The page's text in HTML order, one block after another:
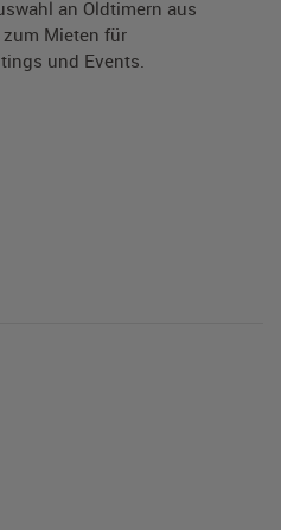
an Oldtimern aus
Mieten für
und Events.